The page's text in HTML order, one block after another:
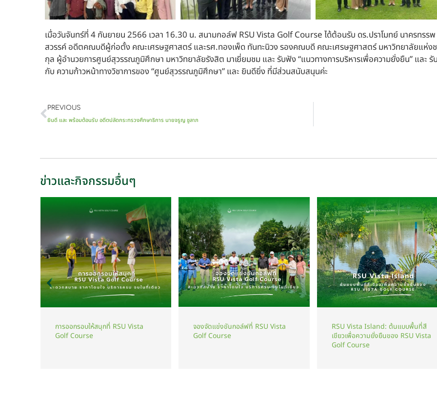
เมื่อวันจันทร์ที่ 4 กันยายน 2566 เวลา 16.30 น. สนามกอล์ฟ RSU Vista Golf Course ได้ต้อนรับ ดร.ปราโมทย์ นาครทรร
สวรรค์ อดีตคณบดีผู้ก่อตั้ง คณะเศรษฐศาสตร์ และรศ.ทองเพ็ด ทันทะนิวง รองคณบดี คณะเศรษฐศาสตร์ มหาวิทยาลัยแห่ง
กุล ผู้อำนวยการศูนย์สุวรรณภูมิศึกษา มหาวิทยาลัยรังสิต มาเยี่ยมชม และ รับฟัง “แนวทางการบริหารเพื่อความยั่งยืน” และ
กับ ความก้าวหน้าทางวิชาการของ “ศูนย์สุวรรณภูมิศึกษา” และ ยินดียิ่ง ที่มีส่วนสนับสนุนค่ะ
PREVIOUS
ยินดี และ พร้อมต้อนรับ อดีตปลัดกระทรวงศึกษาธิการ นายจรูญ ชูลาภ
ข่าวและกิจกรรมอื่นๆ
การออกรอบให้สนุกที่ RSU Vista
Golf Course
จองจัดแข่งขันกอล์ฟที่ RSU Vista
Golf Course
RSU Vista Island: ต้นแบบพื้นที่สี
เขียวเพื่อความยั่งยืนของ RSU Vista
Golf Course